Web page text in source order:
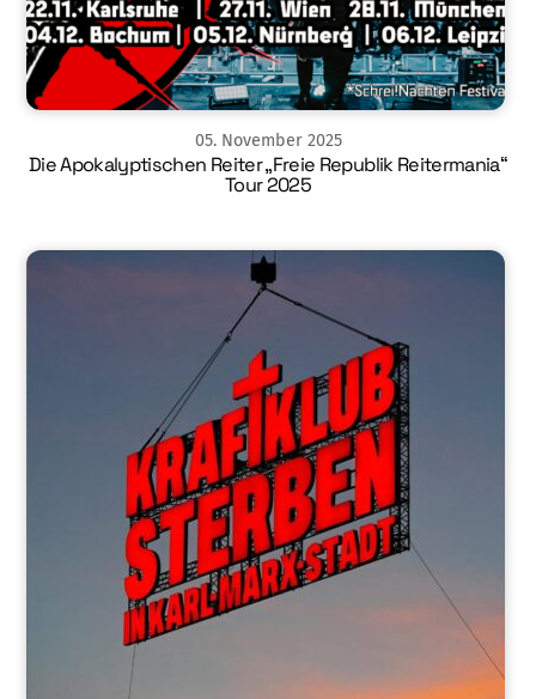
05. November 2025
Die Apokalyptischen Reiter „Freie Republik Reitermania“
Tour 2025